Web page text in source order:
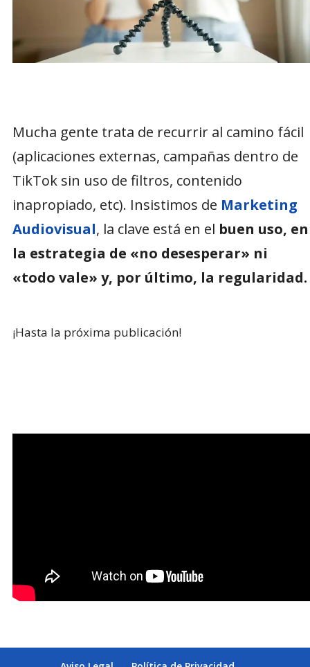
Mucha gente trata de recurrir al camino fácil
(aplicaciones externas, campañas dentro de
TikTok sin uso de filtros, contenido
inapropiado, etc). Insistimos de Marketing
Audiovisual, la clave está en el buen uso, en
la estrategia de «no desesperar» ni
«todo vale» y, por último, la regularidad.
¡Hasta la próxima publicación!